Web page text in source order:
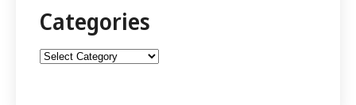
Categories
Categories